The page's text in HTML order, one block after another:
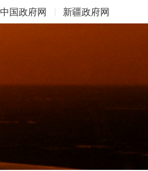
中国政府网 新疆政府网